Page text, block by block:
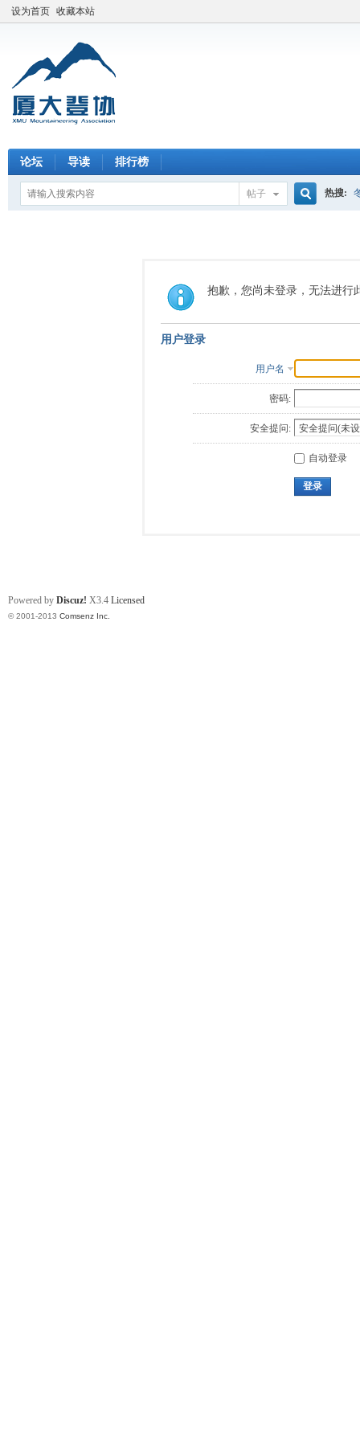
设为首页 收藏本站
论坛 导读 排行榜
帖子
索
热搜:
抱歉，您尚未登录，无法进行
用户登录
用户名
密码:
安全提问:
自动登录
登录
Powered by Discuz! X3.4 Licensed
© 2001-2013 Comsenz Inc.